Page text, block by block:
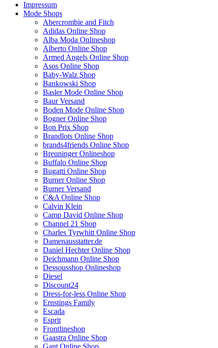
Impressum
Mode Shops
Abercrombie and Fitch
Adidas Online Shop
Alba Moda Onlineshop
Alberto Online Shop
Armed Angels Online Shop
Asos Online Shop
Baby-Walz Shop
Bankowski Shop
Basler Mode Online Shop
Baur Versand
Boden Mode Online Shop
Bogner Online Shop
Bon Prix Shop
Brandlots Online Shop
brands4friends Online Shop
Breuninger Onlineshop
Buffalo Online Shop
Bugatti Online Shop
Burner Online Shop
Burner Versand
C&A Online Shop
Calvin Klein
Camp David Online Shop
Channel 21 Shop
Charles Tyrwhitt Online Shop
Damenausstatter.de
Daniel Hechter Online Shop
Deichmann Online Shop
Dessousshop Onlineshop
Diesel
Discount24
Dress-for-less Online Shop
Ernstings Family
Escada
Esprit
Frontlineshop
Gaastra Online Shop